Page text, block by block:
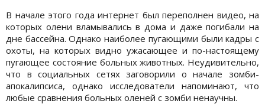
В начале этого года интернет был переполнен видео, на
которых олени вламывались в дома и даже погибали на
дне бассейна. Однако наиболее пугающими были кадры с
охоты, на которых видно ужасающее и по-настоящему
пугающее состояние больных животных. Неудивительно,
что в социальных сетях заговорили о начале зомби-
апокалипсиса, однако исследователи напоминают, что
любые сравнения больных оленей с зомби ненаучны.